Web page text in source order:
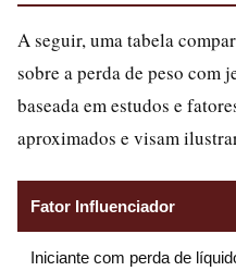
A seguir, uma tabela
sobre a perda de peso com
baseada em estudos e
aproximados e visam
Fator Influenciador
Iniciante com perda de